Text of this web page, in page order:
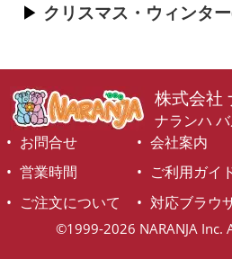
クリスマス・ウィンタ
株式会社
ナランハ
お問合せ
会社案内
営業時間
ご利用ガイ
ご注文について
対応ブラウ
©1999-2026 NARANJA Inc.